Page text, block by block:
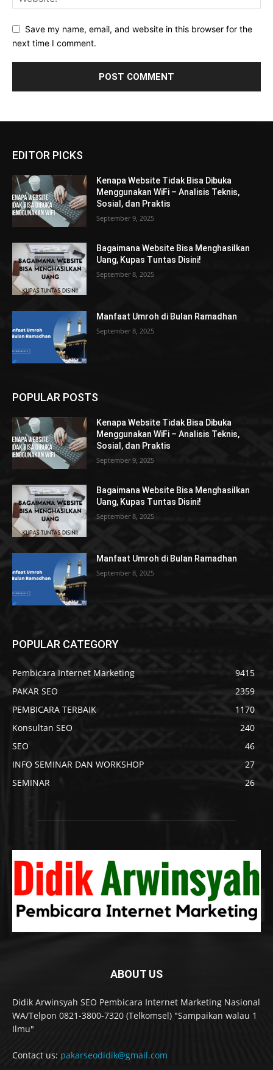
Save my name, email, and website in this browser for the
next time I comment.
EDITOR PICKS
Kenapa Website Tidak Bisa Dibuka
Menggunakan WiFi – Analisis Teknis,
Sosial, dan Praktis
September 9, 2025
Bagaimana Website Bisa Menghasilkan
Uang, Kupas Tuntas Disini!
September 8, 2025
Manfaat Umroh di Bulan Ramadhan
September 8, 2025
POPULAR POSTS
Kenapa Website Tidak Bisa Dibuka
Menggunakan WiFi – Analisis Teknis,
Sosial, dan Praktis
September 9, 2025
Bagaimana Website Bisa Menghasilkan
Uang, Kupas Tuntas Disini!
September 8, 2025
Manfaat Umroh di Bulan Ramadhan
September 8, 2025
POPULAR CATEGORY
Pembicara Internet Marketing
9415
PAKAR SEO
2359
PEMBICARA TERBAIK
1170
Konsultan SEO
240
SEO
46
INFO SEMINAR DAN WORKSHOP
27
SEMINAR
26
ABOUT US
Didik Arwinsyah SEO Pembicara Internet Marketing Nasional
WA/Telpon 0821-3800-7320 (Telkomsel) "Sampaikan walau 1
Ilmu"
Contact us: pakarseodidik@gmail.com